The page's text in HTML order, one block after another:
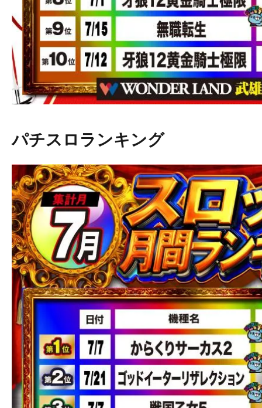
パチスロランキング